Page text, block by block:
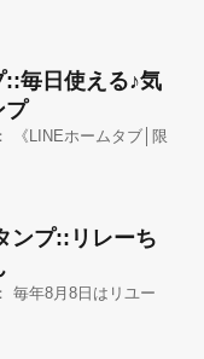
::毎日使える♪気
プ
《LINEホームタブ│限
ンプ::リレーち
毎年8月8日はリユー